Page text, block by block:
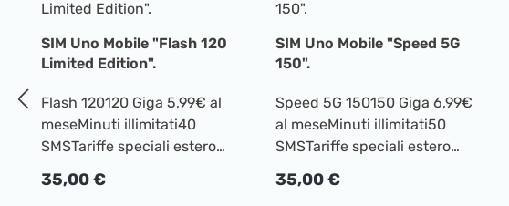
SIM Uno Mobile "Flash 120
Limited Edition".
Flash 120120 Giga 5,99€ al
meseMinuti illimitati40
SMSTariffe speciali estero
Installatione 35€
Prezzo normale:
35,00 €
SIM Uno Mobile "Speed 5G
150".
Speed 5G 150150 Giga 6,99€
al meseMinuti illimitati50
SMSTariffe speciali estero
Installatione 35€
Prezzo normale:
35,00 €